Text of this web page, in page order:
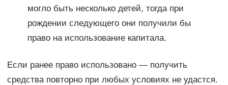
могло быть несколько детей, тогда при
рождении следующего они получили бы
право на использование капитала.
Если ранее право использовано — получить
средства повторно при любых условиях не удастся.